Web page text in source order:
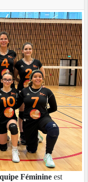
Féminine est